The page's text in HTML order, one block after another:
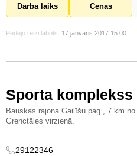
Darba laiks Cenas
Pēdējo reizi labots: 17.janvāris 2017 15:00
Sporta komplekss
Bauskas rajona Gailīšu pag., 7 km
Grenctāles virzienā.
29122346